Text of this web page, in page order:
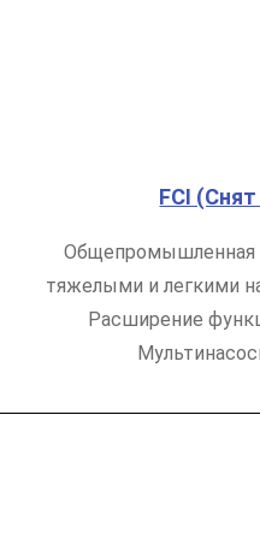
FCI
Общепромышленная
тяжелыми и легкими
Расширение